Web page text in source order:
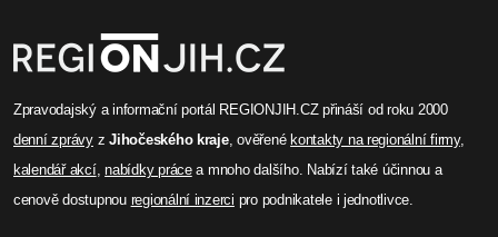
Zpravodajský a informační portál REGIONJIH.CZ přináší od roku 2000
denní zprávyzJihočeského kraje, ověřenékontakty na regionální firmy,
kalendář akcí,nabídky prácea mnoho dalšího. Nabízí také účinnou a
cenově dostupnou regionální inzerci pro podnikatele i jednotlivce.